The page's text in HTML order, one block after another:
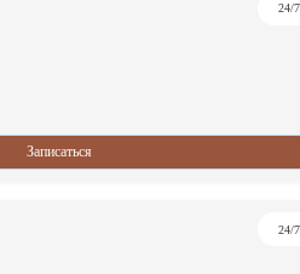
24/7
Записаться
24/7